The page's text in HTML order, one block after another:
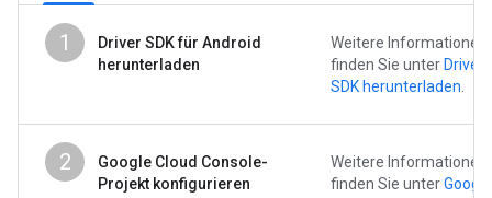
1
Driver SDK für Android
herunterladen
Weitere Informationen
finden Sie unter Driver
SDK herunterladen
2
Google Cloud Console-
Projekt konfigurieren
Weitere Informationen
finden Sie unterGoogle